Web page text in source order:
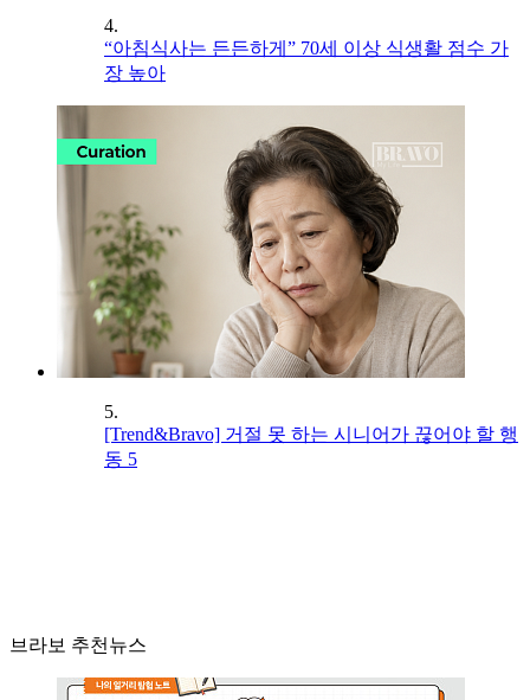
4.
“아침식사는 든든하게” 70세 이상 식생활 점수 가
장 높아
5.
[Trend&Bravo] 거절 못 하는 시니어가 끊어야 할 행
동 5
브라보 추천뉴스